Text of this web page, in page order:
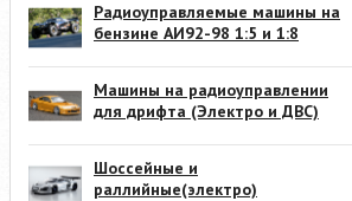
Радиоуправляемые машины на
бензине АИ92-98 1:5 и 1:8
Машины на радиоуправлении
для дрифта (Электро и ДВС)
Шоссейные и
раллийные(электро)